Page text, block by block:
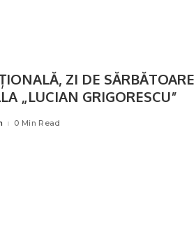
ZI DE SĂRBĂTOARE
„LUCIAN GRIGORESCU”
0 Min Read